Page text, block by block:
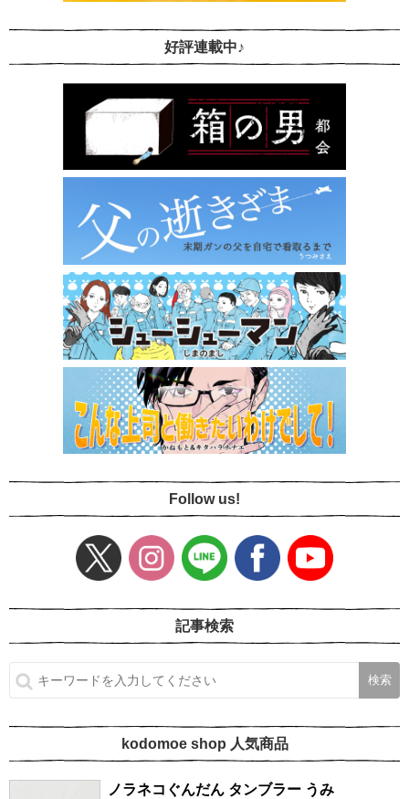
好評連載中♪
Follow us!
記事検索
kodomoe shop 人気商品
ノラネコぐんだん タンブラー うみ